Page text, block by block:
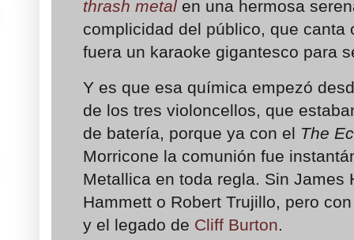
thrash metal en una hermosa
complicidad del público, que canta
fuera un karaoke gigantesco para
Y es que esa química empezó
de los tres violoncellos, que
de batería, porque ya con el The
Morricone la comunión fue
Metallica en toda regla. Sin James
Hammett o Robert Trujillo, pero
y el legado de Cliff Burton.